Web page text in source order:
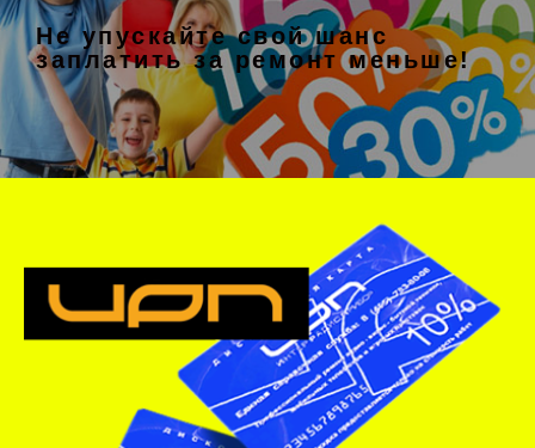
Не упускайте свой шанс
заплатить за ремонт меньше!